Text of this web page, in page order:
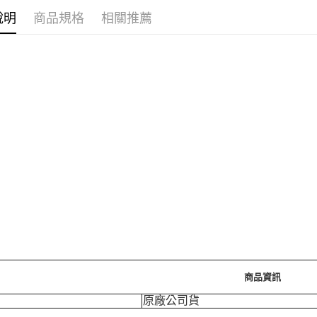
明 商品規格 相關推薦
商品資訊
原廠公司貨